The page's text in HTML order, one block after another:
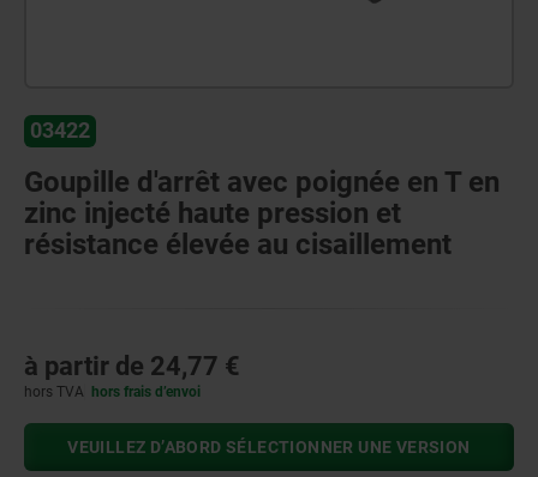
03422
Goupille d'arrêt avec poignée en T en
zinc injecté haute pression et
résistance élevée au cisaillement
à partir de 24,77 €
hors TVA hors frais d’envoi
VEUILLEZ D’ABORD SÉLECTIONNER UNE VERSION